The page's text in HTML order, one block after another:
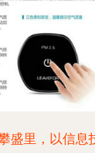
盛里，以信息